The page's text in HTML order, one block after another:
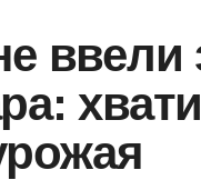
ввели